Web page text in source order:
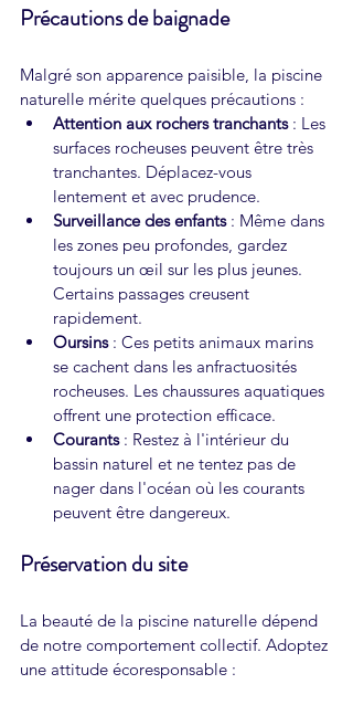
Précautions de baignade
Malgré son apparence paisible, la piscine
naturelle mérite quelques précautions :
Attention aux rochers tranchants : Les
surfaces rocheuses peuvent être très
tranchantes. Déplacez-vous
lentement et avec prudence.
Surveillance des enfants : Même dans
les zones peu profondes, gardez
toujours un œil sur les plus jeunes.
Certains passages creusent
rapidement.
Oursins : Ces petits animaux marins
se cachent dans les anfractuosités
rocheuses. Les chaussures aquatiques
offrent une protection efficace.
Courants : Restez à l'intérieur du
bassin naturel et ne tentez pas de
nager dans l'océan où les courants
peuvent être dangereux.
Préservation du site
La beauté de la piscine naturelle dépend
de notre comportement collectif. Adoptez
une attitude écoresponsable :